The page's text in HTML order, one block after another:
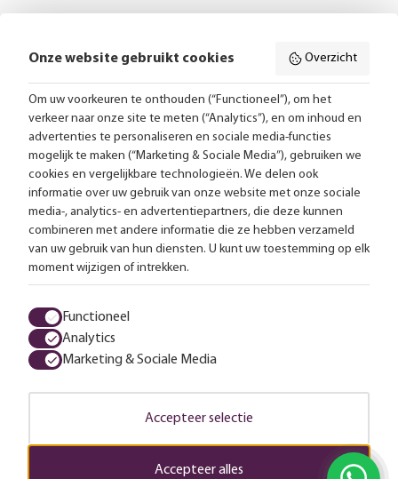
Volg ons online:
Gratis bezorging vanaf 99,-
Advies op maat
Meer dan 25.000 lampen op voorraad
4.57 uit 2853 reviews
Algemene voorwaarden
Onze website gebruikt cookies Overzicht
Om uw voorkeuren te onthouden (“Functioneel”), om het
verkeer naar onze site te meten (“Analytics”), en om inhoud en
advertenties te personaliseren en sociale media-functies
mogelijk te maken (“Marketing & Sociale Media”), gebruiken we
cookies en vergelijkbare technologieën. We delen ook
informatie over uw gebruik van onze website met onze sociale
media-, analytics- en advertentiepartners, die deze kunnen
combineren met andere informatie die ze hebben verzameld
van uw gebruik van hun diensten. U kunt uw toestemming op elk
moment wijzigen of intrekken.
Functioneel
Analytics
Marketing & Sociale Media
Accepteer selectie
Accepteer alles